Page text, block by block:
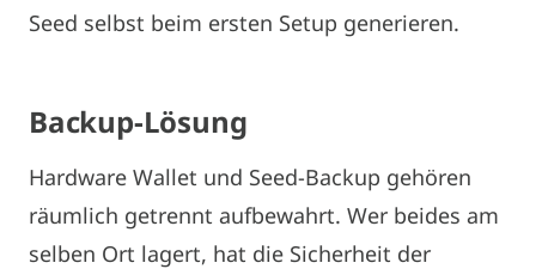
Seed selbst beim ersten Setup generieren.
Backup-Lösung
Hardware Wallet und Seed-Backup gehören
räumlich getrennt aufbewahrt. Wer beides am
selben Ort lagert, hat die Sicherheit der